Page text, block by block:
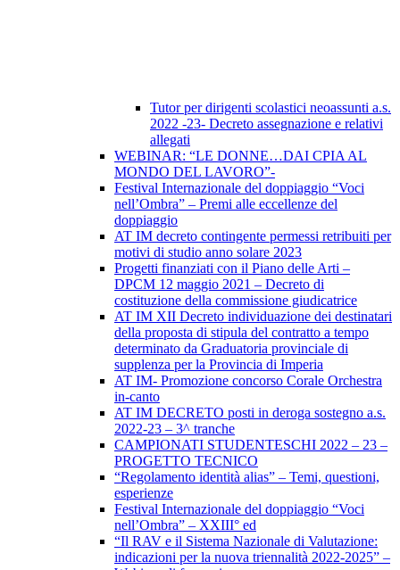
Tutor per dirigenti scolastici neoassunti a.s.
2022 -23- Decreto assegnazione e relativi
allegati
WEBINAR: “LE DONNE…DAI CPIA AL
MONDO DEL LAVORO”-
Festival Internazionale del doppiaggio “Voci
nell’Ombra” – Premi alle eccellenze del
doppiaggio
AT IM decreto contingente permessi retribuiti per
motivi di studio anno solare 2023
Progetti finanziati con il Piano delle Arti –
DPCM 12 maggio 2021 – Decreto di
costituzione della commissione giudicatrice
AT IM XII Decreto individuazione dei destinatari
della proposta di stipula del contratto a tempo
determinato da Graduatoria provinciale di
supplenza per la Provincia di Imperia
AT IM- Promozione concorso Corale Orchestra
in-canto
AT IM DECRETO posti in deroga sostegno a.s.
2022-23 – 3^ tranche
CAMPIONATI STUDENTESCHI 2022 – 23 –
PROGETTO TECNICO
“Regolamento identità alias” – Temi, questioni,
esperienze
Festival Internazionale del doppiaggio “Voci
nell’Ombra” – XXIII° ed
“Il RAV e il Sistema Nazionale di Valutazione:
indicazioni per la nuova triennalità 2022-2025” –